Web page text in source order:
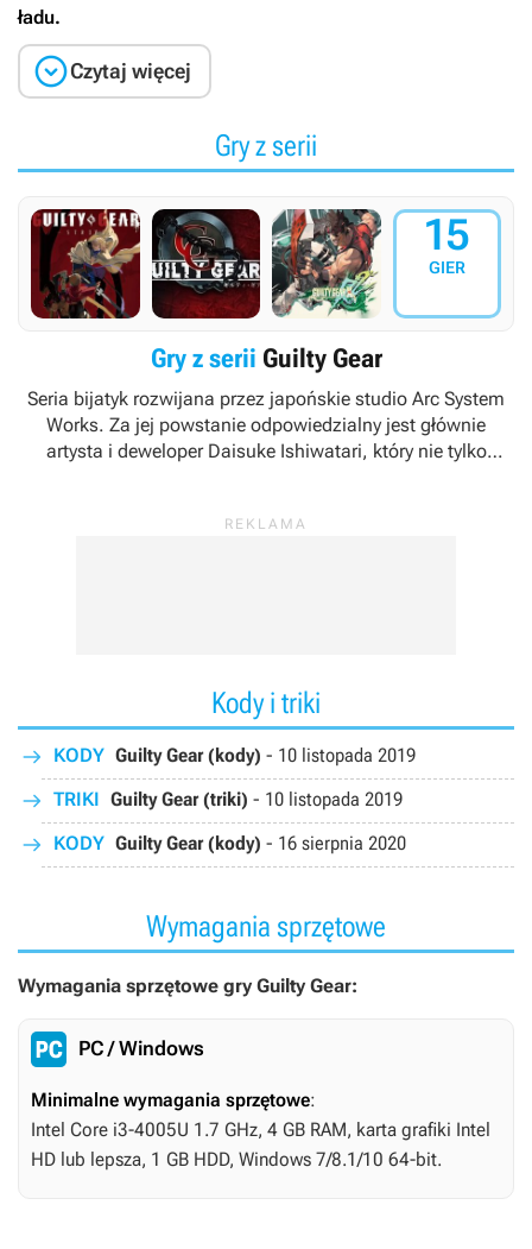
ładu.
Czytaj więcej
Gry z serii
15
GIER
Gry z serii Guilty Gear
Seria bijatyk rozwijana przez japońskie studio Arc System
Works. Za jej powstanie odpowiedzialny jest głównie
artysta i deweloper Daisuke Ishiwatari, który nie tylko
głos pod kilka kluczowych postaci.
Kody i triki
KODY Guilty Gear (kody) - 10 listopada 2019
TRIKI Guilty Gear (triki) - 10 listopada 2019
KODY Guilty Gear (kody) - 16 sierpnia 2020
Wymagania sprzętowe
Wymagania sprzętowe gry Guilty Gear:
PC / Windows
Minimalne wymagania sprzętowe:
Intel Core i3-4005U 1.7 GHz, 4 GB RAM, karta grafiki Intel
HD lub lepsza, 1 GB HDD, Windows 7/8.1/10 64-bit.